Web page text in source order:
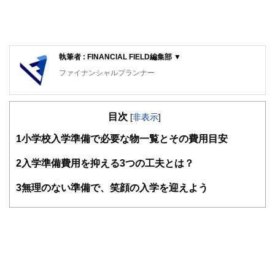
執筆者 : FINANCIAL FIELD編集部 ▼
ファイナンシャルプランナー
FinancialField編集部は、金融、経済に関する記事を、日々
知識がない方でも理解できるようわかりやすく発信していま
得者を中心に「お金や暮らし」に関する書籍・雑誌の編集経
験者で構成され、企画立案から記事掲載まですべての工程に
関わることで、読者目線のコンテンツを追求しています。
目次 [非表示]
1 小学校入学準備で必要な物一覧とその費用目安
2 入学準備費用を抑える3つの工夫とは？
3無理のない準備で、笑顔の入学を迎えよう